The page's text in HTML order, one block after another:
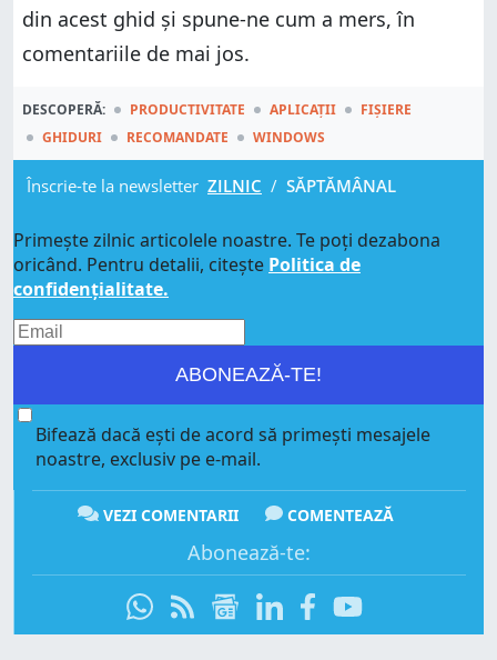
din acest ghid și spune-ne cum a mers, în
comentariile de mai jos.
DESCOPERĂ: PRODUCTIVITATE APLICAȚII
FIȘIERE
GHIDURI
RECOMANDATE WINDOWS
Înscrie-te la newsletter ZILNIC / SĂPTĂMÂNAL
Primește zilnic articolele noastre. Te poți dezabona
oricând. Pentru detalii, citește Politica de
confidențialitate.
ABONEAZĂ-TE!
Bifează dacă ești de acord să primești mesajele
noastre, exclusiv pe e-mail.
VEZI COMENTARII COMENTEAZĂ
Abonează-te: